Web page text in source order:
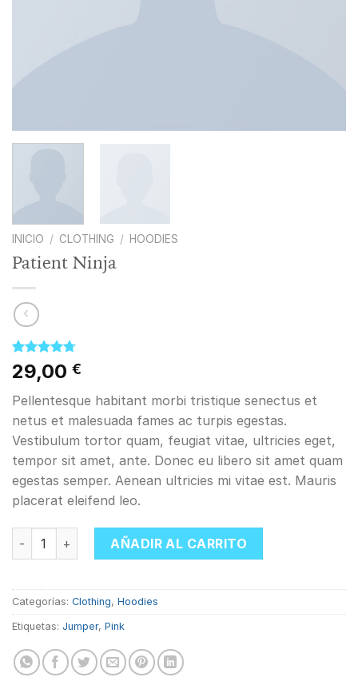
INICIO / CLOTHING / HOODIES
Patient Ninja
Valorado
con4.67
base a
3
valoraciones
de clientes
29,00 €
Pellentesque habitant morbi tristique senectus et
netus et malesuada fames ac turpis egestas.
Vestibulum tortor quam, feugiat vitae, ultricies eget,
tempor sit amet, ante. Donec eu libero sit amet quam
egestas semper. Aenean ultricies mi vitae est. Mauris
placerat eleifend leo.
Patient Ninja cantidadAÑADIR AL CARRITO
Categorías: Clothing, Hoodies
Etiquetas: Jumper, Pink